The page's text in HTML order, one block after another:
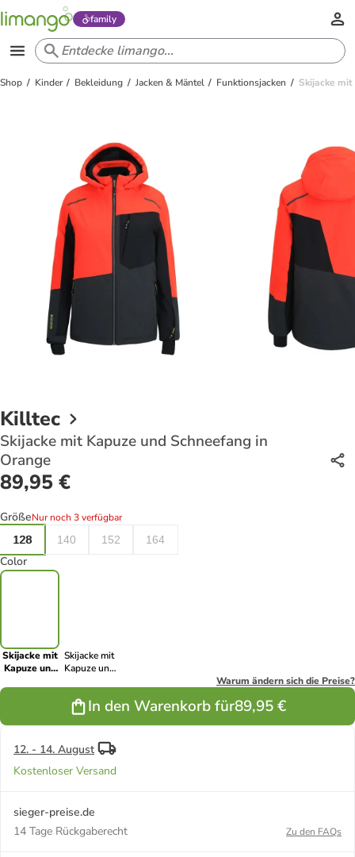
family
Shop Kinder Bekleidung Jacken & Mäntel Funktionsjacken Skijacke
Killtec
Skijacke mit Kapuze und Schneefang in
Orange
89,95 €
GrößeNur noch 3 verfügbar
128
140 152 164
Color
Skijacke mit
Kapuze und
Skijacke mit
Kapuze und
Warum ändern sich die Preise?
In den Warenkorb für89,95 €
12. - 14. August
Kostenloser Versand
sieger-preise.de
14 Tage Rückgaberecht
Zu den FAQs